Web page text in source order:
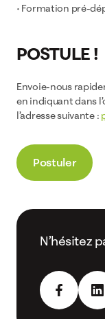
• Formation pré-
POSTULE !
Envoie-nous
en indiquant dans
l’adresse suivante :
Postuler
N’hésitez